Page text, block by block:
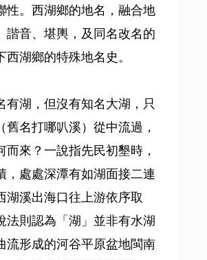
性。西湖鄉的地名，融合地
諧音、堪輿，及同名改名的
西湖鄉的特殊地名史。
有湖，但沒有知名大湖，只
舊名打哪叭溪）從中流過，
而來？一說指先民初墾時，
，處處深潭有如湖面接二連
湖溪出海口往上游依序取
法則認為「湖」並非有水湖
流形成的河谷平原盆地閩南